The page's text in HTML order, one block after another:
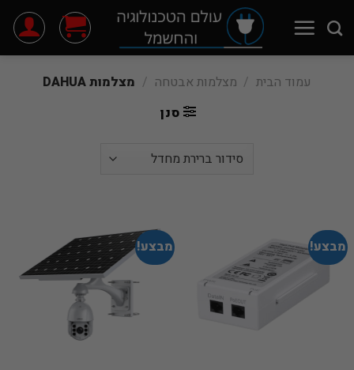
עמוד הבית / מצלמות אבטחה / מצלמות DAHUA
סנן
מבצע! מבצע!